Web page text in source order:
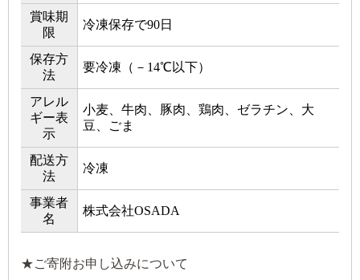
賞味期
限
冷凍保存で90日
保存方
法
要冷凍（－14℃以下）
アレル
ギー表
示
小麦、牛肉、豚肉、鶏肉、ゼラチン、大
豆、ごま
配送方
法
冷凍
事業者
名
株式会社OSADA
★ご寄附お申し込みについて